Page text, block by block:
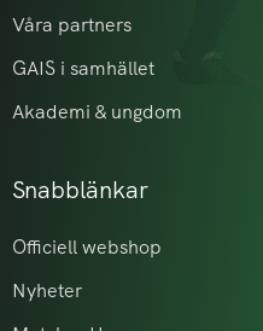
Våra partners
GAIS i samhället
Akademi & ungdom
Snabblänkar
Officiell webshop
Nyheter